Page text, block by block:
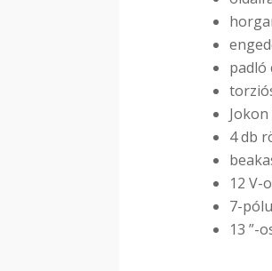
padló
4 db
12 V-
7-
13 ”-